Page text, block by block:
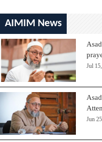
AIMIM News
Jul
Jun